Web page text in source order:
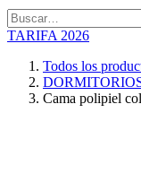
TARIFA 2026
Todos los
Cama polipiel